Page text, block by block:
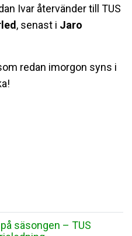
Ivar återvänder till TUS
, senast i Jaro
redan imorgon syns i
säsongen – TUS